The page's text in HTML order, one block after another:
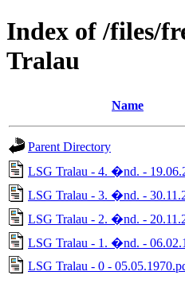
Index of /files/
Tralau
Name
Parent Directory
LSG Tralau - 4. �nd. -
LSG Tralau - 3. �nd. -
LSG Tralau - 2. �nd. -
LSG Tralau - 1. �nd. -
LSG Tralau - 0 -